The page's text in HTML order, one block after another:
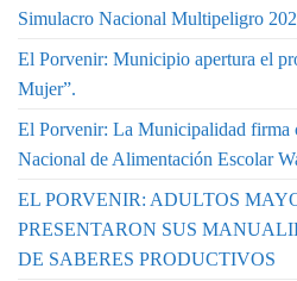
Simulacro Nacional Multipeligro
El Porvenir: Municipio apertura el
Mujer”.
El Porvenir: La Municipalidad firma
Nacional de Alimentación Escolar
EL PORVENIR: ADULTOS
PRESENTARON SUS
DE SABERES PRODUCTIVOS